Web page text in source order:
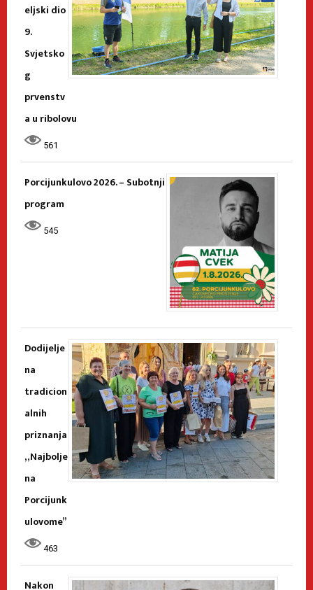
eljski dio
9.
Svjetsko
g
prvenstv
a u ribolovu
561
Porcijunkulovo 2026. – Subotnji
program
545
Dodijelje
na
tradicion
alnih
priznanja
„Najbolje
na
Porcijunk
ulovome”
463
Nakon